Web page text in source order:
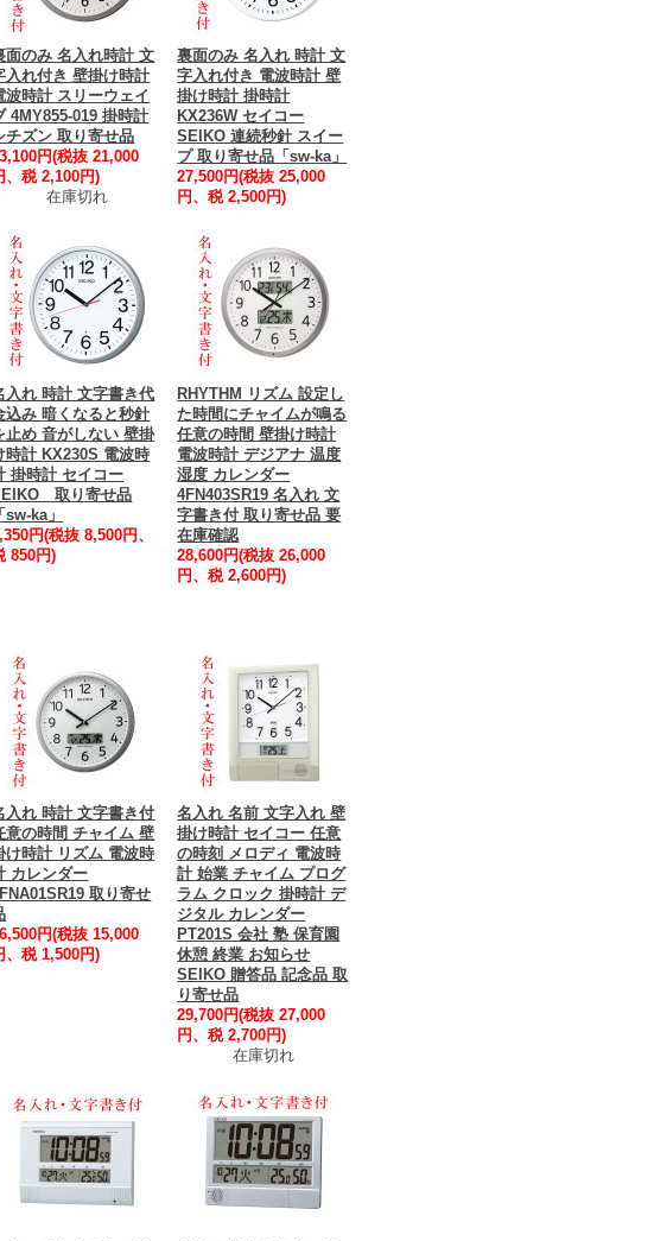
面のみ 名入れ時計 文
入れ付き 壁掛け時計
波時計 スリーウェイ
4MY855-019 掛時計
チズン 取り寄せ品
円(税抜 21,000
、税 2,100円)
在庫切れ
裏面のみ 名入れ 時計 文
字入れ付き 電波時計 壁
掛け時計 掛時計
KX236W セイコー
SEIKO 連続秒針 スイー
プ 取り寄せ品「sw-ka」
27,500円(税抜 25,000
円、税 2,500円)
入れ 時計 文字書き代
込み 暗くなると秒針
止め 音がしない 壁掛
時計 KX230S 電波時
掛時計 セイコー
取り寄せ品
「sw-ka」
円(税抜 8,500円、
850円)
RHYTHM リズム 設定し
た時間にチャイムが鳴る
任意の時間 壁掛け時計
電波時計 デジアナ 温度
湿度 カレンダー
4FN403SR19 名入れ 文
字書き付 取り寄せ品 要
在庫確認
28,600円(税抜 26,000
円、税 2,600円)
入れ 時計 文字書き付
意の時間 チャイム 壁
け時計 リズム 電波時
カレンダー
取り寄せ
円(税抜 15,000
、税 1,500円)
名入れ 名前 文字入れ 壁
掛け時計 セイコー 任意
の時刻 メロディ 電波時
計 始業 チャイム プログ
ラム クロック 掛時計 デ
ジタル カレンダー
PT201S 会社 塾 保育園
休憩 終業 お知らせ
SEIKO 贈答品 記念品 取
り寄せ品
29,700円(税抜 27,000
円、税 2,700円)
在庫切れ